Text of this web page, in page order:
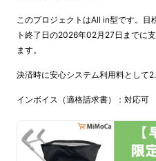
このプロジェクトはAll in型です。目
ト終了日の2026年02月27日までに
ます。
決済時に安心システム利用料として
インボイス（適格請求書）：対応可